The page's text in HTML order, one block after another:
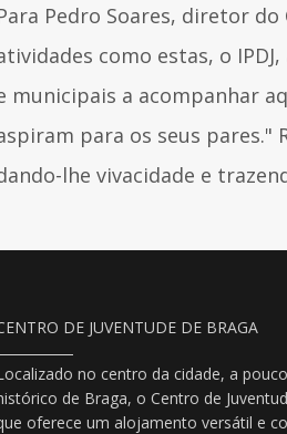
Pedro Soares, diretor
como estas, o
municipais a acompanhar
para os seus pares."
lhe vivacidade e
DE JUVENTUDE DE BRAGA
no centro da cidade, a
de Braga, o Centro de
oferece um alojamento versátil e